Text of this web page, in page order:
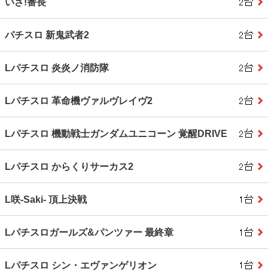
パチスロ 新鬼武者2
Lパチスロ 炎炎ノ消防隊
Lパチスロ 革命機ヴァルヴレイヴ2
Lパチスロ 機動戦士ガンダムユニコーン 覚醒DRIVE
Lパチスロ からくりサーカス2
L咲‐Saki‐ 頂上決戦
Lパチスロガールズ&パンツァー 最終章
Lパチスロ シン・エヴァンゲリオン